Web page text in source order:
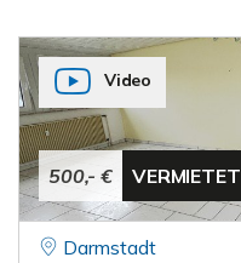
500,- € VERMIETET
Video
Darmstadt